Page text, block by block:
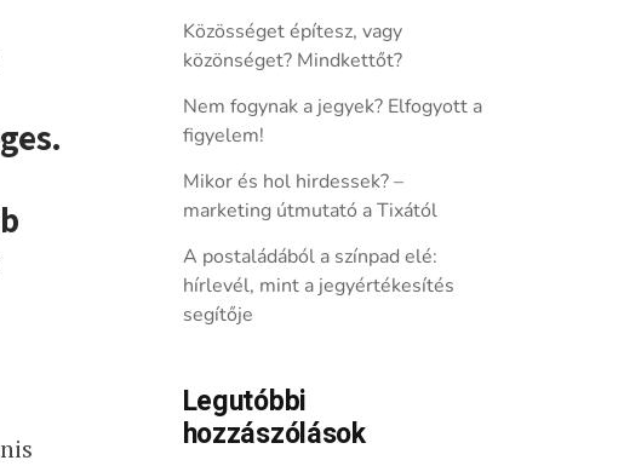
Közösséget építesz, vagy
közönséget? Mindkettőt?
Nem fogynak a jegyek? Elfogyott a
figyelem!
Mikor és hol hirdessek? –
marketing útmutató a Tixától
A postaládából a színpad elé:
hírlevél, mint a jegyértékesítés
segítője
Legutóbbi
hozzászólások